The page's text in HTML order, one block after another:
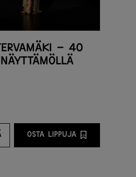
– 40
OSTA LIPPUJA
OSTA LIPPUJA